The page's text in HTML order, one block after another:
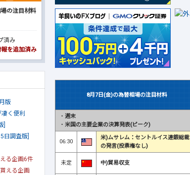
の注目材料
済み
を追加済み
版
く便利
]
日調査版]
る企画6件
える企画
8月7日(金)の為替相場の注目材料
・ 週末
・ 米国の主要企業の決算発表(ピーク)
06:30
米)ムサレム：セントルイス連銀総裁
の発言(投票権なし)
未定 中)貿易収支